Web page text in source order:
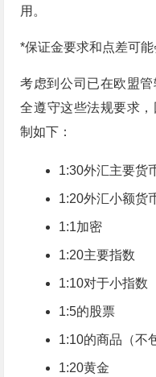
用。
*保证金要求和点差可能
考虑到公司已在欧盟
全遵守这些法规要求
制如下：
1:30外汇主要货
1:20外汇小额货
1:1加密
1:20主要指数
1:10对于小指数
1:5的股票
1:10的商品（不
1:20黄金